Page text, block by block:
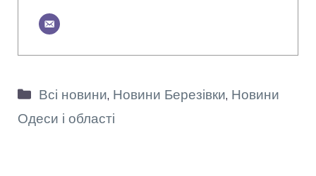
Категорії
Всі новини, Новини Березівки, Новини
Одеси і області